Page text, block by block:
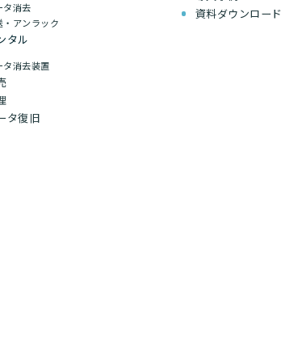
タ消去
・アンラック
タル
タ消去装置
タ復旧
資料ダウンロード